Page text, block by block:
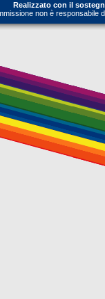
Realizzato con il
non è responsabile